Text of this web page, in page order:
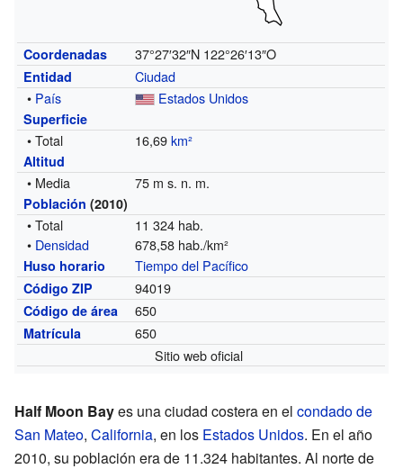
Coordenadas 37°27′32″N 122°26′13″O
Entidad
Ciudad
• País Estados Unidos
Superficie
• Total 16,69km²
Altitud
• Media 75 m s. n. m.
Población (2010)
• Total
11 324 hab.
• Densidad 678,58 hab./km²
Huso horario Tiempo del Pacífico
Código ZIP 94019
Código de área 650
Matrícula
650
Sitio web oficial
Half Moon Bayes una ciudad costera en el condado de
San Mateo, California, en los Estados Unidos. En el año
2010, su población era de 11.324 habitantes. Al norte de